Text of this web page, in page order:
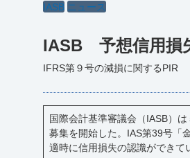
IASB ニュース
IASB 予想信用損
IFRS第９号の減損に関するPIR
国際会計基準審議会（IASB）
募集を開始した。IAS第39号「
適時に信用損失の認識ができ